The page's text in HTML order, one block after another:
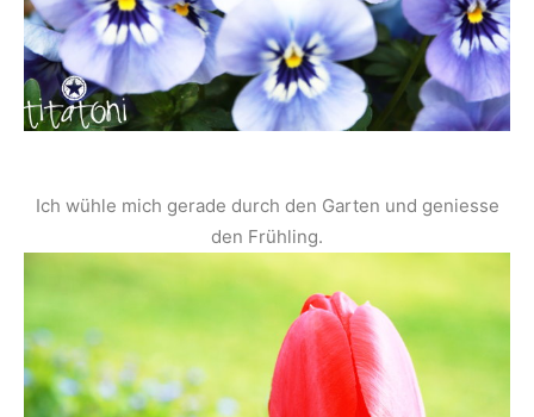
Ich wühle mich gerade durch den Garten und geniesse
den Frühling.